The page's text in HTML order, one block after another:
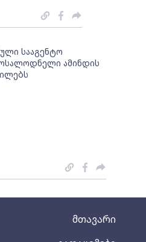
მთავარი
სააგენტო
ამინდის